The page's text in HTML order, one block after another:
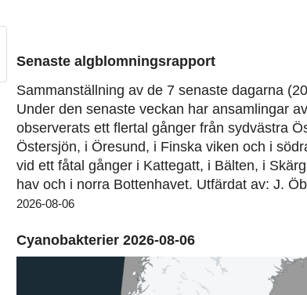
Senaste algblomningsrapport
Sammanställning av de 7 senaste dagarna
Under den senaste veckan har ansamlingar
observerats ett flertal gånger från sydvästra
Östersjön, i Öresund, i Finska viken och i
vid ett fåtal gånger i Kattegatt, i Bälten, i
hav och i norra Bottenhavet. Utfärdat av: J.
2026-08-06
Cyanobakterier 2026-08-06